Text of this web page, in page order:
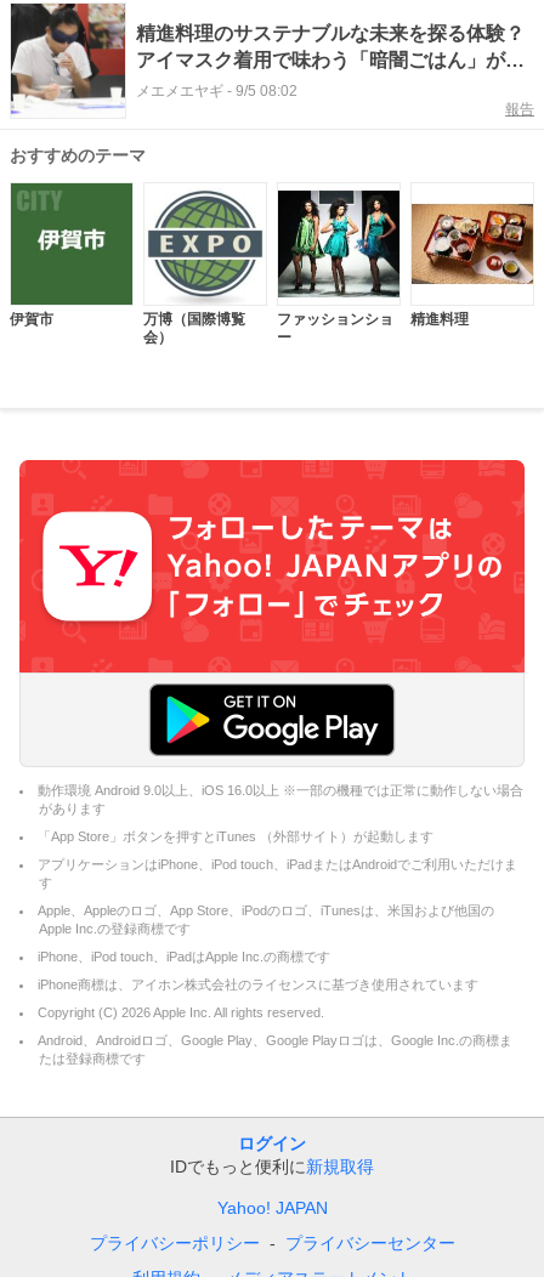
精進料理のサステナブルな未来を探る体験？
アイマスク着用で味わう「暗闇ごはん」が万
博のイベントに登場
メエメエヤギ - 9/5 08:02
報告
おすすめのテーマ
伊賀市
万博（国際博覧
会）
ファッションショ
ー
精進料理
動作環境 Android 9.0以上、iOS 16.0以上 ※一部の機種では正常に動作しない場合
があります
「App Store」ボタンを押すとiTunes （外部サイト）が起動します
アプリケーションはiPhone、iPod touch、iPadまたはAndroidでご利用いただけま
す
Apple、Appleのロゴ、App Store、iPodのロゴ、iTunesは、米国および他国の
Apple Inc.の登録商標です
iPhone、iPod touch、iPadはApple Inc.の商標です
iPhone商標は、アイホン株式会社のライセンスに基づき使用されています
Copyright (C) 2026Apple Inc. All rights reserved.
Android、Androidロゴ、Google Play、Google Playロゴは、Google Inc.の商標ま
たは登録商標です
ログイン
IDでもっと便利に新規取得
Yahoo! JAPAN
プライバシーポリシー
プライバシーセンター